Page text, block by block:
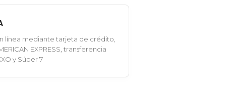
línea mediante tarjeta de crédito,
EXPRESS, transferencia
y Súper 7